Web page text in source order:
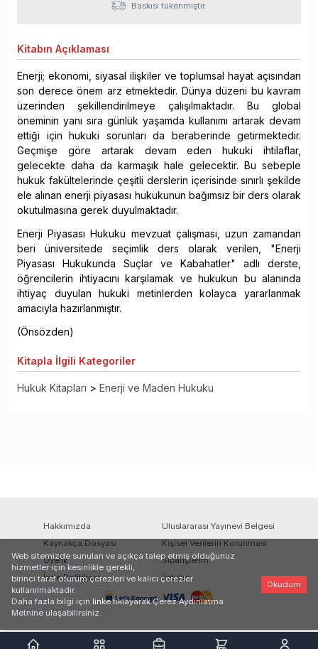
Baskısı tükenmiştir.
Kitabın Açıklaması
Enerji; ekonomi, siyasal ilişkiler ve toplumsal hayat açısından
son derece önem arz etmektedir. Dünya düzeni bu kavram
üzerinden şekillendirilmeye çalışılmaktadır. Bu global
öneminin yanı sıra günlük yaşamda kullanımı artarak devam
ettiği için hukuki sorunları da beraberinde getirmektedir.
Geçmişe göre artarak devam eden hukuki ihtilaflar,
gelecekte daha da karmaşık hale gelecektir. Bu sebeple
hukuk fakültelerinde çeşitli derslerin içerisinde sınırlı şekilde
ele alınan enerji piyasası hukukunun bağımsız bir ders olarak
okutulmasına gerek duyulmaktadır.
Enerji Piyasası Hukuku mevzuat çalışması, uzun zamandan
beri üniversitede seçimlik ders olarak verilen, "Enerji
Piyasası Hukukunda Suçlar ve Kabahatler" adlı derste,
öğrencilerin ihtiyacını karşılamak ve hukukun bu alanında
ihtiyaç duyulan hukuki metinlerden kolayca yararlanmak
amacıyla hazırlanmıştır.
(Önsözden)
Kitapla İlgili Kategoriler
Hukuk Kitapları > Enerji ve Maden Hukuku
Hakkımızda
Uluslararası Yayınevi Belgesi
Kaynakça Dosyası
Kişisel Verilerin Korunması
Üyelik
Siparişlerim
İade Politikası
İletişim
Web sitemizde sunulan ve açıkça talep etmiş olduğunuz
hizmetler için kesinlikle gerekli,
birinci taraf oturum çerezleri ve kalıcı çerezler
kullanılmaktadır.
Daha fazla bilgi için linke tıklayarak Çerez Aydınlatma
Metnine ulaşabilirsiniz.
Okudum